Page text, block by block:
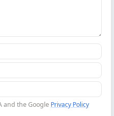
and the Google Privacy Policy